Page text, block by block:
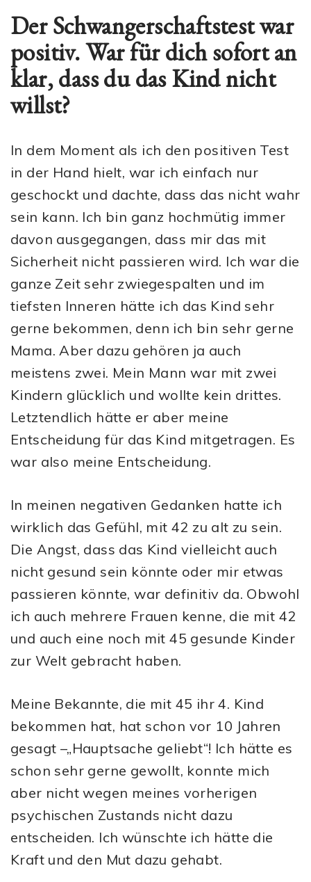
Der Schwangerschaftstest war
positiv. War für dich sofort an
klar, dass du das Kind nicht
willst?
In dem Moment als ich den positiven Test
in der Hand hielt, war ich einfach nur
geschockt und dachte, dass das nicht wahr
sein kann. Ich bin ganz hochmütig immer
davon ausgegangen, dass mir das mit
Sicherheit nicht passieren wird. Ich war die
ganze Zeit sehr zwiegespalten und im
tiefsten Inneren hätte ich das Kind sehr
gerne bekommen, denn ich bin sehr gerne
Mama. Aber dazu gehören ja auch
meistens zwei. Mein Mann war mit zwei
Kindern glücklich und wollte kein drittes.
Letztendlich hätte er aber meine
Entscheidung für das Kind mitgetragen. Es
war also meine Entscheidung.
In meinen negativen Gedanken hatte ich
wirklich das Gefühl, mit 42 zu alt zu sein.
Die Angst, dass das Kind vielleicht auch
nicht gesund sein könnte oder mir etwas
passieren könnte, war definitiv da. Obwohl
ich auch mehrere Frauen kenne, die mit 42
und auch eine noch mit 45 gesunde Kinder
zur Welt gebracht haben.
Meine Bekannte, die mit 45 ihr 4. Kind
bekommen hat, hat schon vor 10 Jahren
gesagt –„Hauptsache geliebt“! Ich hätte es
schon sehr gerne gewollt, konnte mich
aber nicht wegen meines vorherigen
psychischen Zustands nicht dazu
entscheiden. Ich wünschte ich hätte die
Kraft und den Mut dazu gehabt.